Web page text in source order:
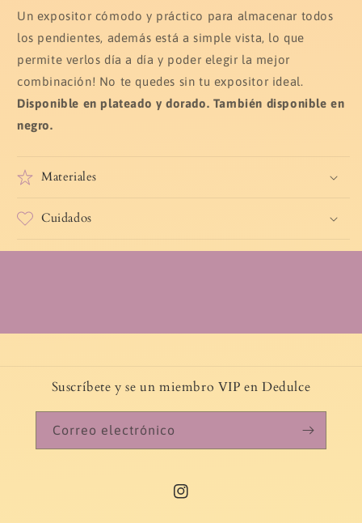
Un expositor cómodo y práctico para almacenar todos
los pendientes, además está a simple vista, lo que
permite verlos día a día y poder elegir la mejor
combinación! No te quedes sin tu expositor ideal.
Disponible en plateado y dorado. También disponible en
negro.
Materiales
Cuidados
Suscríbete y se un miembro VIP en Dedulce
Correo electrónico
Instagram